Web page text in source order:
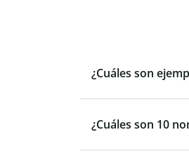
¿Cuáles son
¿Cuáles son 10